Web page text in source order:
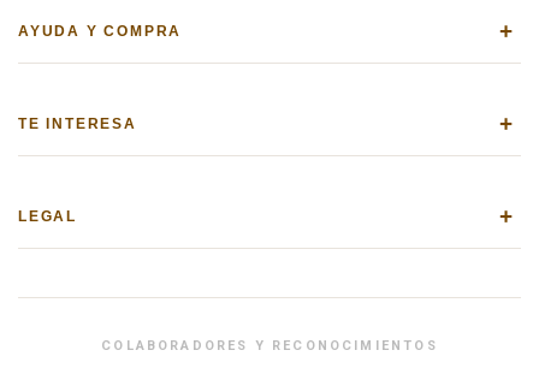
AYUDA Y COMPRA +
TE INTERESA +
LEGAL +
COLABORADORES Y RECONOCIMIENTOS